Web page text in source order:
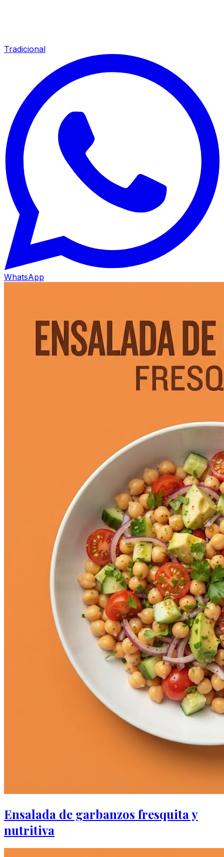
Tradicional
WhatsApp
Ensalada de garbanzos fresquita y
nutritiva